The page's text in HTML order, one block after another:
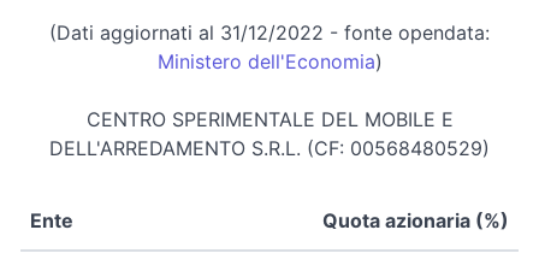
(Dati aggiornati al 31/12/2022 - fonte opendata:
Ministero dell'Economia)
CENTRO SPERIMENTALE DEL MOBILE E
DELL'ARREDAMENTO S.R.L. (CF: 00568480529)
Ente Quota azionaria (%)